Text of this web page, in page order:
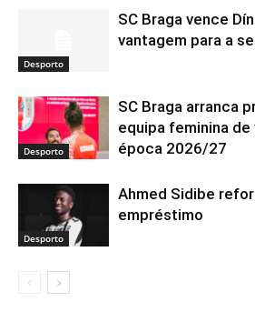
Desporto
SC Braga vence
vantagem para a
Desporto
SC Braga arranca
equipa feminina
época 2026/27
Desporto
Ahmed Sidibe
empréstimo